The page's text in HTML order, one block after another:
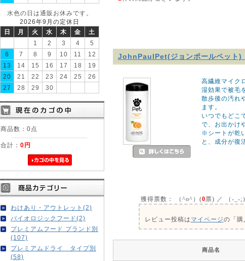
水色の日は通販お休みです。
2026年9月の定休日
日
月 火 水 木 金
土
1
2 3 4
5
6
7 8 9 10 11
12
13
14 15 16 17 18
19
20
21 22 23 24 25
26
27
28 29 30
商品数：0点
合計： 0円
わけあり・アウトレット(2)
バイオロジックフード(2)
プレミアムフード ブランド別
(107)
プレミアムドライ タイプ別
(58)
JohnPaulPet(ジョンポールペッ
高繊維マイク
湿効果で被毛
散歩後の汚れ
ます。
いつでもどこ
で、お出かけ
※シートが乾
と、成分が復
獲得票数： （^o^）(0票) ／ （-_-;
レビュー投稿は マイページの「購
商品名